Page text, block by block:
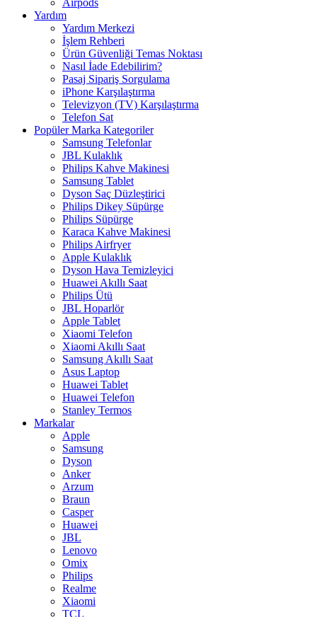
Airpods
Yardım
Yardım Merkezi
İşlem Rehberi
Ürün Güvenliği Temas Noktası
Nasıl İade Edebilirim?
Pasaj Sipariş Sorgulama
iPhone Karşılaştırma
Televizyon (TV) Karşılaştırma
Telefon Sat
Popüler Marka Kategoriler
Samsung Telefonlar
JBL Kulaklık
Philips Kahve Makinesi
Samsung Tablet
Dyson Saç Düzleştirici
Philips Dikey Süpürge
Philips Süpürge
Karaca Kahve Makinesi
Philips Airfryer
Apple Kulaklık
Dyson Hava Temizleyici
Huawei Akıllı Saat
Philips Ütü
JBL Hoparlör
Apple Tablet
Xiaomi Telefon
Xiaomi Akıllı Saat
Samsung Akıllı Saat
Asus Laptop
Huawei Tablet
Huawei Telefon
Stanley Termos
Markalar
Apple
Samsung
Dyson
Anker
Arzum
Braun
Casper
Huawei
JBL
Lenovo
Omix
Philips
Realme
Xiaomi
TCL